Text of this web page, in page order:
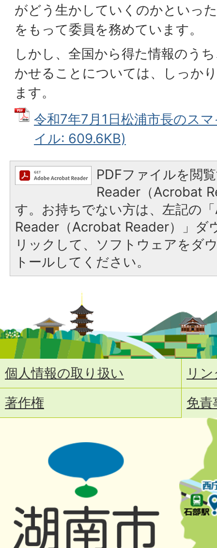
がどう生かしていくのかといっ
をもって委員を務めています。
しかし、全国から得た情報のう
かせることについては、しっか
ます。
令和7年7月1日松浦市長のス
イル: 609.6KB)
PDFファイルを閲
Reader（Acrobat
す。お持ちでない方は、左記の
Reader（Acrobat Reader）」ダ
リックして、ソフトウェアをダ
トールしてください。
個人情報の取り扱い
リ
著作権
免責